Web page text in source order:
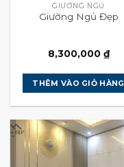
GIƯỜNG NGỦ
Giường Ngủ Đẹp
8,300,000 ₫
THÊM VÀO GIỎ HÀNG